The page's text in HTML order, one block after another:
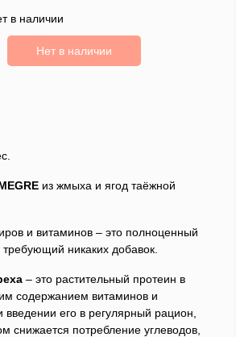
в наличии
Нет в наличии
из жмыха и ягод таёжной
и витаминов – это полноценный
никаких добавок.
– это растительный протеин в
содержанием витаминов и
его в регулярный рацион,
снижается потребление углеводов,